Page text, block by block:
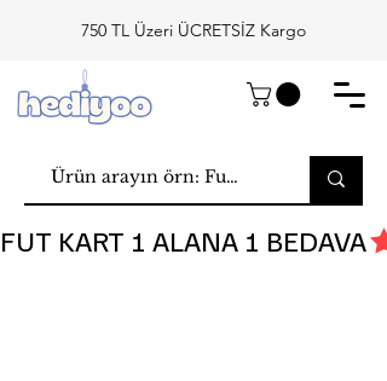
750 TL Üzeri ÜCRETSİZ Kargo
FUT KART 1 ALANA 1 BEDAVA